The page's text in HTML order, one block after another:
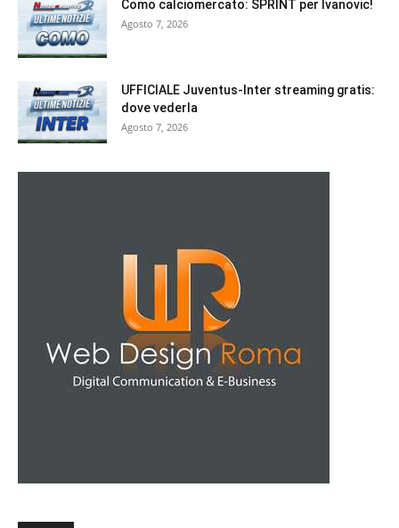
Como calciomercato: SPRINT per Ivanovic!
Agosto 7, 2026
UFFICIALE Juventus-Inter streaming gratis:
dove vederla
Agosto 7, 2026